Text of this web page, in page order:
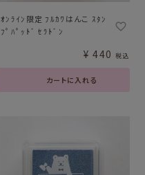
ｵﾝﾗｲﾝ限定 ﾌﾙｶﾜはんこ ｽﾀﾝ
ﾌﾟﾊﾟｯﾄﾞ ｾﾗﾄﾞﾝ
カートに入れる
¥ 440 税込